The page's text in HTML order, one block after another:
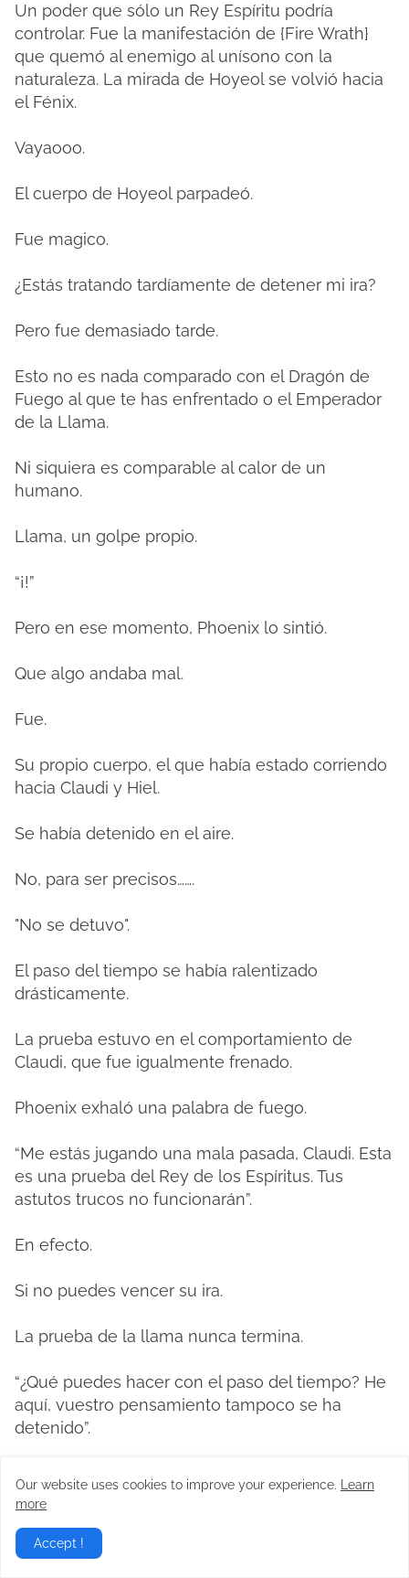
Un poder que sólo un Rey Espíritu podría
controlar. Fue la manifestación de {Fire Wrath}
que quemó al enemigo al unísono con la
naturaleza. La mirada de Hoyeol se volvió hacia
el Fénix.
Vayaooo.
El cuerpo de Hoyeol parpadeó.
Fue magico.
¿Estás tratando tardíamente de detener mi ira?
Pero fue demasiado tarde.
Esto no es nada comparado con el Dragón de
Fuego al que te has enfrentado o el Emperador
de la Llama.
Ni siquiera es comparable al calor de un
humano.
Llama, un golpe propio.
“¡!”
Pero en ese momento, Phoenix lo sintió.
Que algo andaba mal.
Fue.
Su propio cuerpo, el que había estado corriendo
hacia Claudi y Hiel.
Se había detenido en el aire.
No, para ser precisos…….
"No se detuvo".
El paso del tiempo se había ralentizado
drásticamente.
La prueba estuvo en el comportamiento de
Claudi, que fue igualmente frenado.
Phoenix exhaló una palabra de fuego.
“Me estás jugando una mala pasada, Claudi. Esta
es una prueba del Rey de los Espíritus. Tus
astutos trucos no funcionarán”.
En efecto.
Si no puedes vencer su ira.
La prueba de la llama nunca termina.
“¿Qué puedes hacer con el paso del tiempo? He
aquí, vuestro pensamiento tampoco se ha
detenido”.
Esta vez se dirigía a Hiel.
Our website uses cookies to improve your experience.
Learn
more
Accept !